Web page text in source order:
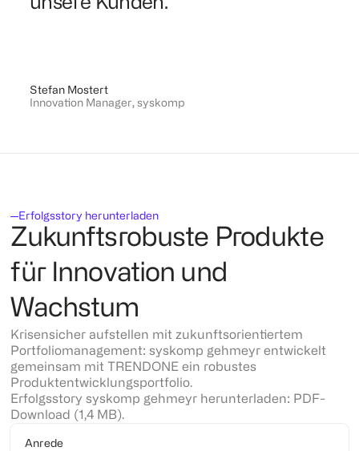
Stefan Mostert
Innovation Manager, syskomp
Erfolgsstory herunterladen
Zukunftsrobuste Produkte
für Innovation und
Wachstum
Krisensicher aufstellen mit zukunftsorientiertem
Portfoliomanagement: syskomp gehmeyr entwickelt
gemeinsam mit TRENDONE ein robustes
Produktentwicklungsportfolio.
Erfolgsstory syskomp gehmeyr herunterladen: PDF-
Download (1,4 MB).
Anrede